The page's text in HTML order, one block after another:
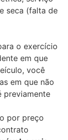
seca (falta de
o exercício
em que
você
em que não
previamente
por preço